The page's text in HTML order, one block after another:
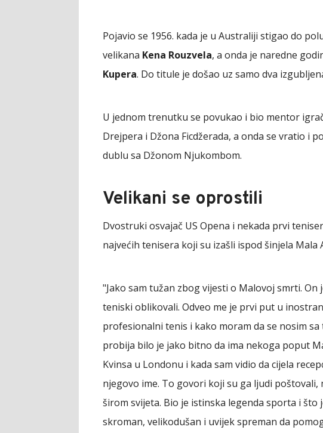
Pojavio se 1956. kada je u Australiji stigao do
velikana Kena Rouzvela, a onda je naredne
Kupera. Do titule je došao uz samo dva
U jednom trenutku se povukao i bio mentor
Drejpera i Džona Ficdžerada, a onda se vratio i
dublu sa Džonom Njukombom.
Velikani se oprostili
Dvostruki osvajač US Opena i nekada prvi
najvećih tenisera koji su izašli ispod šinjela Mala
"Jako sam tužan zbog vijesti o Malovoj smrti. On
teniski oblikovali. Odveo me je prvi put u
profesionalni tenis i kako moram da se nosim
probija bilo je jako bitno da ima nekoga poput
Kvinsa u Londonu i kada sam vidio da cijela
njegovo ime. To govori koji su ga ljudi
širom svijeta. Bio je istinska legenda sporta i
skroman, velikodušan i uvijek spreman da